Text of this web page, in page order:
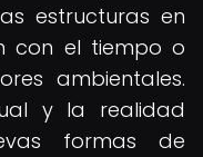
estructuras en
con el tiempo o
ambientales.
y la realidad
formas de